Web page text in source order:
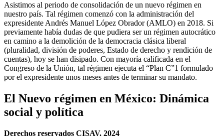
Asistimos al periodo de consolidación de un nuevo régimen en
nuestro país. Tal régimen comenzó con la administración del
expresidente Andrés Manuel López Obrador (AMLO) en 2018. Si
previamente había dudas de que pudiera ser un régimen autocrático
en camino a la demolición de la democracia clásica liberal
(pluralidad, división de poderes, Estado de derecho y rendición de
cuentas), hoy se han disipado. Con mayoría calificada en el
Congreso de la Unión, tal régimen ejecuta el “Plan C”1 formulado
por el expresidente unos meses antes de terminar su mandato.
El Nuevo régimen en México: Dinámica
social y política
Derechos reservados CISAV. 2024